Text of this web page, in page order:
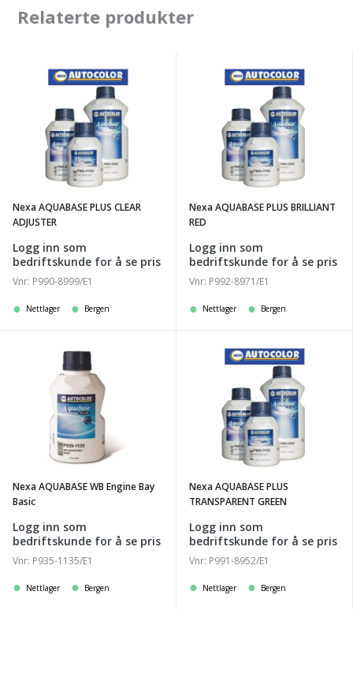
Relaterte produkter
CLEAR
ADJUSTER
Nexa AQUABASE PLUS CLEAR
ADJUSTER
Logg inn som
bedriftskunde for å se pris
Vnr: P990-8999/E1
Nettlager Bergen
BRILLIANT
Nexa AQUABASE PLUS BRILLIANT
RED
Logg inn som
bedriftskunde for å se pris
Vnr: P992-8971/E1
Nettlager Bergen
AQUABASE
Engine
Nexa AQUABASE WB Engine Bay
Basic
Logg inn som
bedriftskunde for å se pris
Vnr: P935-1135/E1
Nettlager Bergen
TRANSPARENT
GREEN
Nexa AQUABASE PLUS
TRANSPARENT GREEN
Logg inn som
bedriftskunde for å se pris
Vnr: P991-8952/E1
Nettlager Bergen